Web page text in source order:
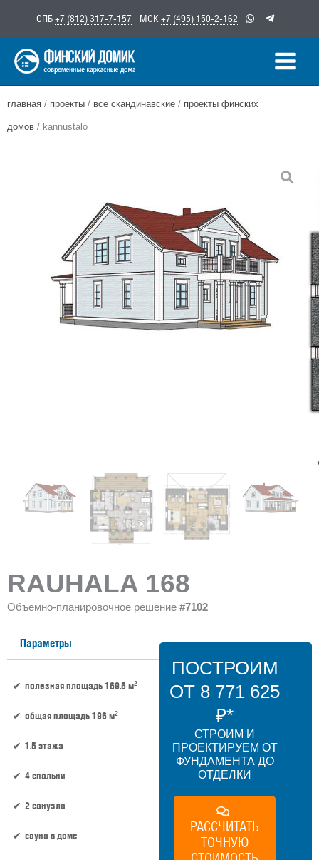
содержимому
СПБ+7 (812) 317-7-157 МСК +7 (495) 150-2-162
главная / проекты / все скандинавские / проекты финских
домов / kannustalo
RAUHALA 168
Объемно-планировочное решение #7102
Параметры
полезная площадь 169.5 м2
общая площадь 196 м2
1.5 этажа
4 спальни
2 санузла
сауна в доме
ПОСТРОИМ
ОТ 8 771 625
₽*
СТРОИМ И
ПРОЕКТИРУЕМ ОТ
ФУНДАМЕНТА ДО
ОТДЕЛКИ
РАССЧИТАТЬ
ТОЧНУЮ